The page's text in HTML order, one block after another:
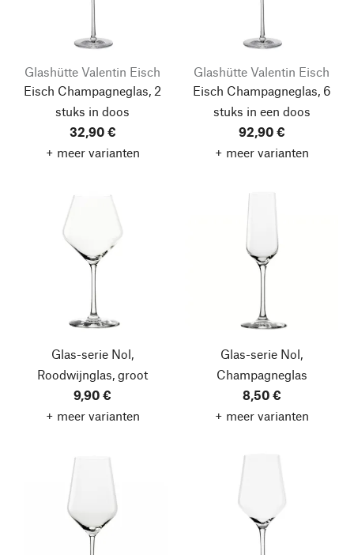
Glashütte Valentin Eisch
Eisch Champagneglas, 2
stuks in doos
32,90 €
+ meer varianten
Glashütte Valentin Eisch
Eisch Champagneglas, 6
stuks in een doos
92,90 €
+ meer varianten
Glas-serie Nol,
Roodwijnglas, groot
9,90 €
+ meer varianten
Glas-serie Nol,
Champagneglas
8,50 €
+ meer varianten